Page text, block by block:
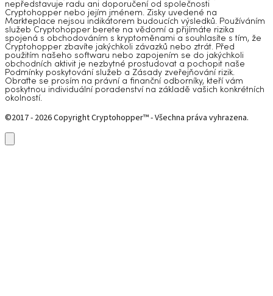
nepředstavuje radu ani doporučení od společnosti
Cryptohopper nebo jejím jménem. Zisky uvedené na
Markteplace nejsou indikátorem budoucích výsledků. Používáním
služeb Cryptohopper berete na vědomí a přijímáte rizika
spojená s obchodováním s kryptoměnami a souhlasíte s tím, že
Cryptohopper zbavíte jakýchkoli závazků nebo ztrát. Před
použitím našeho softwaru nebo zapojením se do jakýchkoli
obchodních aktivit je nezbytné prostudovat a pochopit naše
Podmínky poskytování služeb a Zásady zveřejňování rizik.
Obraťte se prosím na právní a finanční odborníky, kteří vám
poskytnou individuální poradenství na základě vašich konkrétních
okolností.
©2017 - 2026 Copyright Cryptohopper™ - Všechna práva vyhrazena.